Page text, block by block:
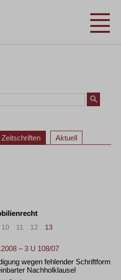
Zeitschriften Aktuell
10 11 12 13
– 3 U 108/07
wegen fehlender Schriftform
Nachholklausel